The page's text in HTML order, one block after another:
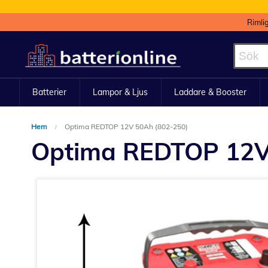
till
innehållet
Batterier Lampor & Ljus Laddare & Booster
Hem Optima REDTOP 12V 50Ah (802-250)
Optima REDTOP